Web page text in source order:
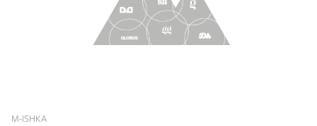
M-ISHKA